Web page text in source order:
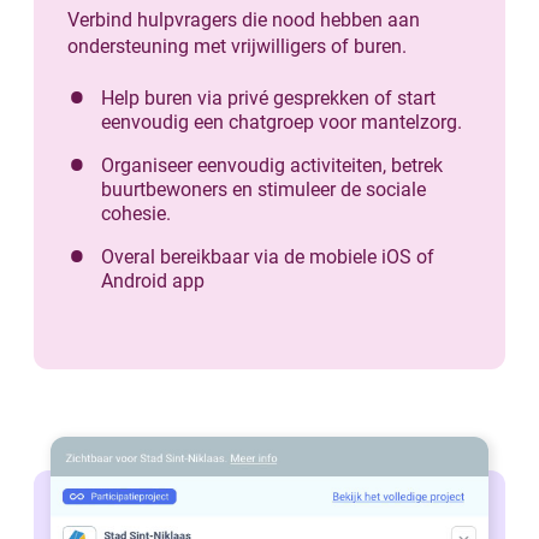
Verbind hulpvragers die nood hebben aan
ondersteuning met vrijwilligers of buren.
Help buren via privé gesprekken of start
eenvoudig een chatgroep voor mantelzorg.
Organiseer eenvoudig activiteiten, betrek
buurtbewoners en stimuleer de sociale
cohesie.
Overal bereikbaar via de mobiele iOS of
Android app